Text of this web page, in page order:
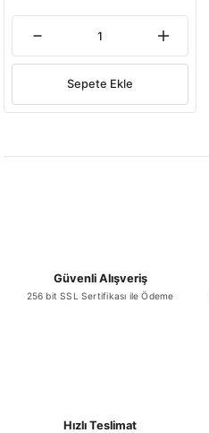
Sepete Ekle
Güvenli Alışveriş
256 bit SSL Sertifikası ile Ödeme
Hızlı Teslimat